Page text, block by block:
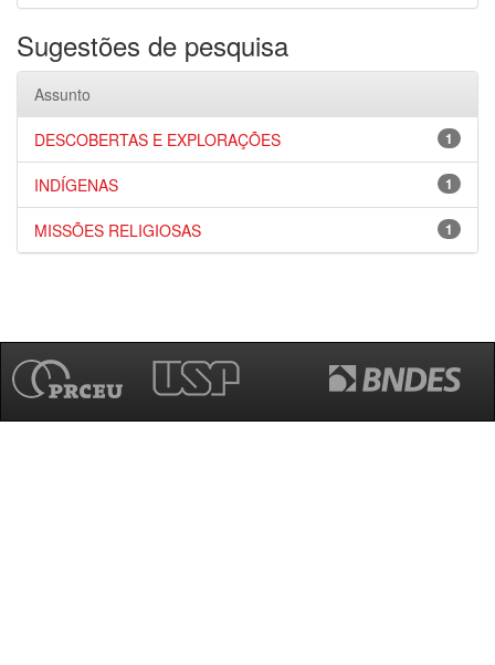
Sugestões de pesquisa
Assunto
1
DESCOBERTAS E EXPLORAÇÕES
1
INDÍGENAS
1
MISSÕES RELIGIOSAS